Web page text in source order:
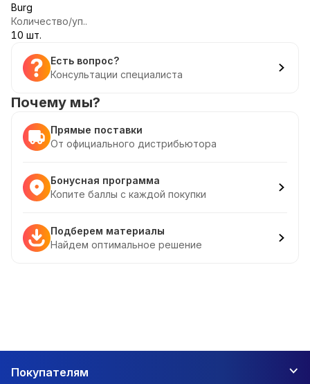
Burg
Количество/уп..
10 шт.
Есть вопрос?
Консультации специалиста
Почему мы?
Прямые поставки
От официального дистрибьютора
Бонусная программа
Копите баллы с каждой покупки
Подберем материалы
Найдем оптимальное решение
Покупателям